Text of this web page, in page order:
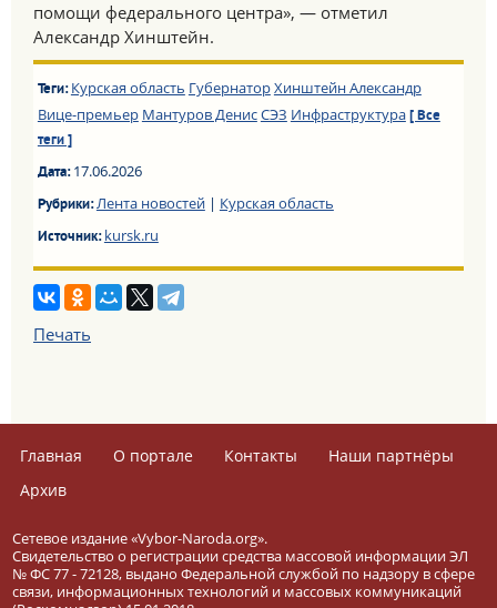
помощи федерального центра», — отметил
Александр Хинштейн.
Теги: Курская область ГубернаторХинштейн Александр
Вице-премьер Мантуров ДенисСЭЗ Инфраструктура [ Все
теги ]
Дата:17.06.2026
Рубрики:Лента новостей| Курская область
Источник:kursk.ru
Печать
Главная О портале Контакты
Наши партнёры
Архив
Сетевое издание «Vybor-Naroda.org».
Свидетельство о регистрации средства массовой информации ЭЛ
№ ФС 77 - 72128, выдано Федеральной службой по надзору в сфере
связи, информационных технологий и массовых коммуникаций